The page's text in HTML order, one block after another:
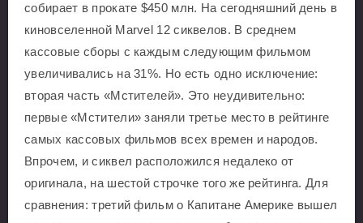
собирает в прокате $450 млн. На сегодняшний день в
киновселенной Marvel 12 сиквелов. В среднем
кассовые сборы с каждым следующим фильмом
увеличивались на 31%. Но есть одно исключение:
вторая часть «Мстителей». Это неудивительно:
первые «Мстители» заняли третье место в рейтинге
самых кассовых фильмов всех времен и народов.
Впрочем, и сиквел расположился недалеко от
оригинала, на шестой строчке того же рейтинга. Для
сравнения: третий фильм о Капитане Америке вышел